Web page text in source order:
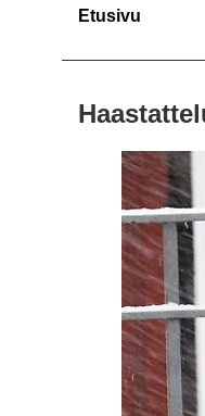
Etusivu